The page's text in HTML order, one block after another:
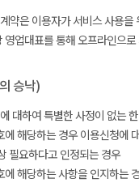
약은 이용자가 서비스 사용
영업대표를 통해 오프라인으
승낙)
대하여 특별한 사정이 없는
에 해당하는 경우 이용신청에
필요하다고 인정되는 경우
에 해당하는 사항을 인지하는